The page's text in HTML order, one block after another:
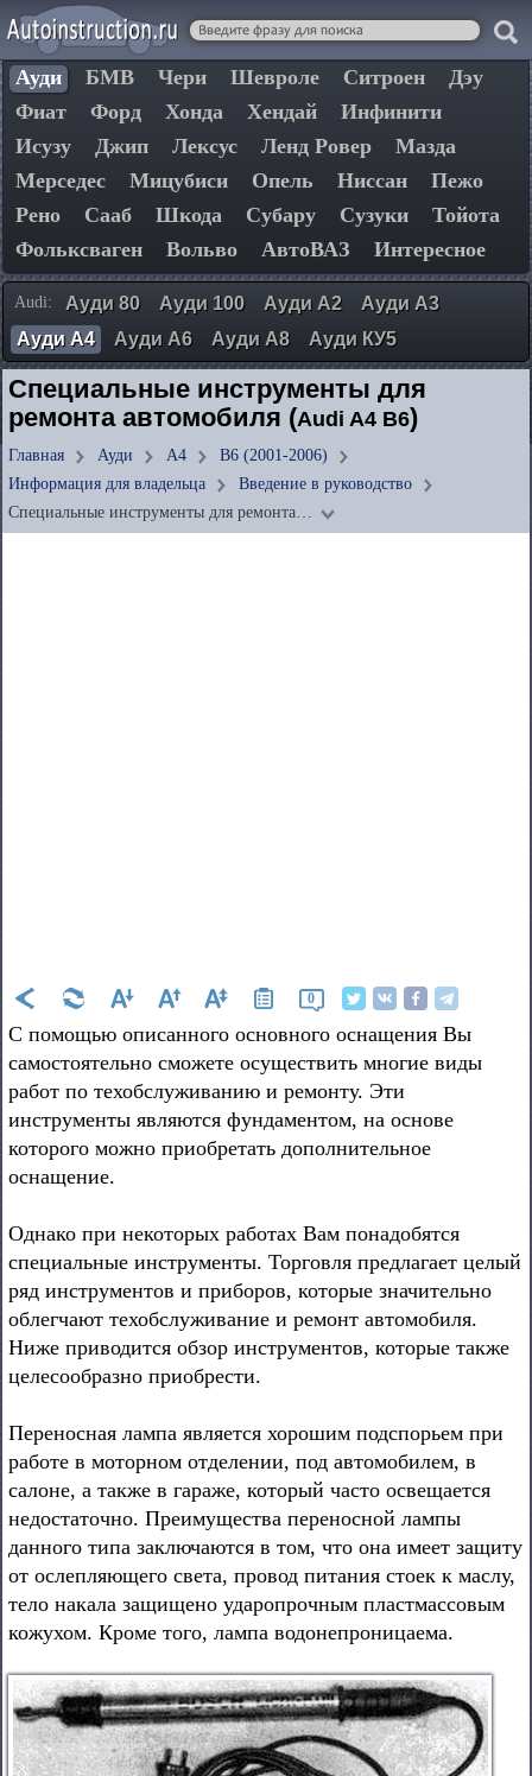
Ауди БМВ Чери Шевроле Ситроен
Дэу
Фиат
Форд Хонда Хендай
Инфинити
Исузу
Джип Лексус Ленд Ровер
Мазда
Мерседес
Мицубиси Опель Ниссан
Пежо
Рено
Сааб Шкода Субару Сузуки
Тойота
Фольксваген
Вольво АвтоВАЗ Интересное
Audi: Ауди 80 Ауди 100 Ауди А2
Ауди А3
Ауди А4
Ауди А6 Ауди А8 Ауди КУ5
Специальные инструменты для
ремонта автомобиля (Audi A4 B6)
Главная Ауди А4
B6 (2001-2006)
Информация для владельца
Введение в руководство
Специальные инструменты для ремонта…
0
С помощью описанного основного оснащения Вы
самостоятельно сможете осуществить многие виды
работ по техобслуживанию и ремонту. Эти
инструменты являются фундаментом, на основе
которого можно приобретать дополнительное
оснащение.
Однако при некоторых работах Вам понадобятся
специальные инструменты. Торговля предлагает целый
ряд инструментов и приборов, которые значительно
облегчают техобслуживание и ремонт автомобиля.
Ниже приводится обзор инструментов, которые также
целесообразно приобрести.
Переносная лампа является хорошим подспорьем при
работе в моторном отделении, под автомобилем, в
салоне, а также в гараже, который часто освещается
недостаточно. Преимущества переносной лампы
данного типа заключаются в том, что она имеет защиту
от ослепляющего света, провод питания стоек к маслу,
тело накала защищено ударопрочным пластмассовым
кожухом. Кроме того, лампа водонепроницаема.